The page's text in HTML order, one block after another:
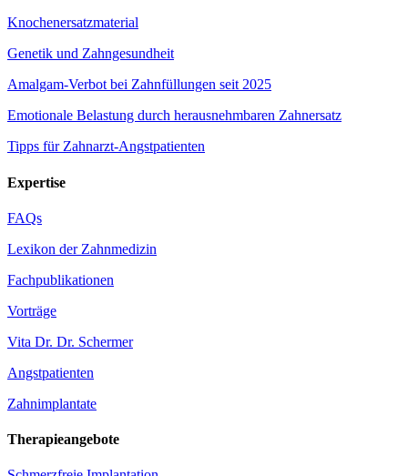
Knochenersatzmaterial
Genetik und Zahngesundheit
Amalgam-Verbot bei Zahnfüllungen seit 2025
Emotionale Belastung durch herausnehmbaren Zahnersatz
Tipps für Zahnarzt-Angstpatienten
Expertise
FAQs
Lexikon der Zahnmedizin
Fachpublikationen
Vorträge
Vita Dr. Dr. Schermer
Angstpatienten
Zahnimplantate
Therapieangebote